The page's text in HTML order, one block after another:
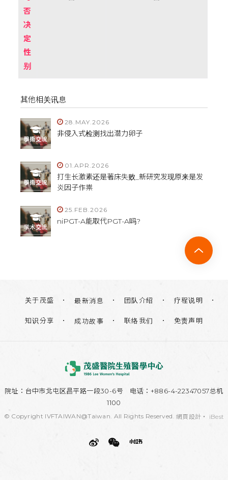
否
决
定
性
别
其他相关讯息
28.MAY.2026
非侵入式检测找出潜力卵子
01.APR.2026
打生长激素还是著床失败_新研究发现原来是发
炎因子作祟
25.FEB.2026
niPGT-A能取代PGT-A吗?
关于茂盛 最新消息 团队介绍 疗程说明
知识分享 成功故事 联络我们 免责声明
院址： 台中市北屯区昌平路一段30-6号 电话：+886-4-22347057总机
1100
© Copyright IVFTAIWAN@Taiwan. All Rights Reserved. 網頁設計 ‧ iBest